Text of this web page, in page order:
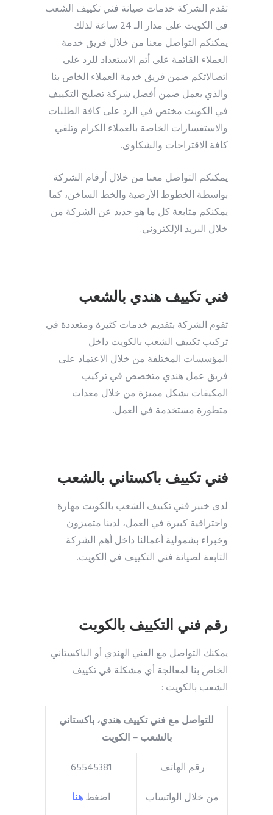
تقدم الشركة خدمات صيانة فني تكييف الشعب
في الكويت على مدار الـ 24 ساعة لذلك
يمكنكم التواصل معنا من خلال فريق خدمة
العملاء القائمة على أتم الاستعداد للرد على
اتصالاتكم ضمن فريق خدمة العملاء الخاص بنا
والذي يعمل ضمن أفضل شركة تصليح التكييف
في الكويت مختص في الرد على كافة الطلبات
والاستفسارات الخاصة بالعملاء الكرام وتلقي
كافة الاقتراحات والشكاوى.
يمكنكم التواصل معنا من خلال أرقام الشركة
بواسطة الخطوط الأرضية والخط الساخن، كما
يمكنكم متابعة كل ما هو جديد عن الشركة من
خلال البريد الإلكتروني.
فني تكييف هندي بالشعب
تقوم الشركة بتقديم خدمات كثيرة ومتعددة في
تركيب تكييف الشعب بالكويت داخل
المؤسسات المختلفة من خلال الاعتماد على
فريق عمل هندي متخصص في تركيب
المكيفات بشكل مميزة من خلال معدات
متطورة مستخدمة في العمل.
فني تكييف باكستاني بالشعب
لدى خبير فني تكييف الشعب بالكويت مهارة
واحترافية كبيرة في العمل، لدينا متميزون
وخبراء بشمولية أعمالنا داخل أهم الشركة
التابعة لصيانة فني التكييف في الكويت.
رقم فني التكييف بالكويت
يمكنك التواصل مع الفني الهندي أو الباكستاني
الخاص بنا لمعالجة أي مشكلة في تكييف
الشعب بالكويت :
للتواصل مع فني تكييف هندي، باكستاني
بالشعب – الكويت
رقم الهاتف
65545381
من خلال الواتساب
اضغطهنا